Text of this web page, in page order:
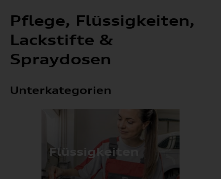
Pflege, Flüssigkeiten,
Lackstifte &
Spraydosen
Unterkategorien
Flüssigkeiten